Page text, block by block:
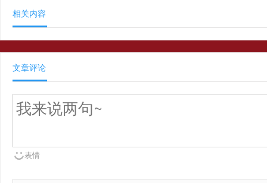
相关内容
文章评论
表情